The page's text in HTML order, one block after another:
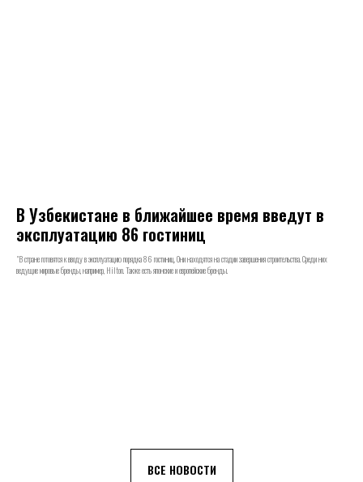
В Узбекистане в ближайшее время введут в
эксплуатацию 86 гостиниц
"В стране готовятся к вводу в эксплуатацию порядка 86 гостиниц. Они находятся на стадии завершения строительства. Среди них
ведущие мировые бренды, например, Hilton. Также есть японские и европейские бренды.
ВСЕ НОВОСТИ